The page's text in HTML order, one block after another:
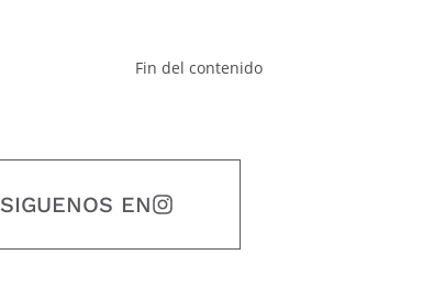
Fin del contenido
SIGUENOS EN